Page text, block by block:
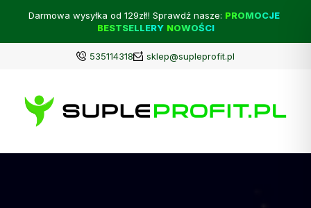
Darmowa wysyłka od 129zł!! Sprawdź nasze: PROMOCJE
BESTSELLERY NOWOŚCI
535114318 sklep@supleprofit.pl